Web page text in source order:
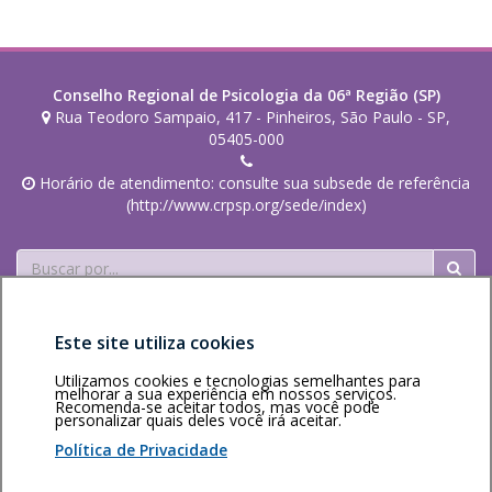
Conselho Regional de Psicologia da 06ª Região (SP)
Rua Teodoro Sampaio, 417 - Pinheiros, São Paulo - SP,
05405-000
Horário de atendimento: consulte sua subsede de referência
(http://www.crpsp.org/sede/index)
Buscar
Área restritaPolítica de
privacidadePersonalização
de cookies
Este site utiliza cookies
Utilizamos cookies e tecnologias semelhantes para
melhorar a sua experiência em nossos serviços.
Recomenda-se aceitar todos, mas você pode
personalizar quais deles você irá aceitar.
Política de Privacidade